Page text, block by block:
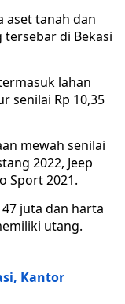
aset tanah dan
tersebar di Bekasi
lahan
senilai Rp 10,35
mewah senilai
2022, Jeep
Sport 2021.
juta dan harta
utang.
Kantor